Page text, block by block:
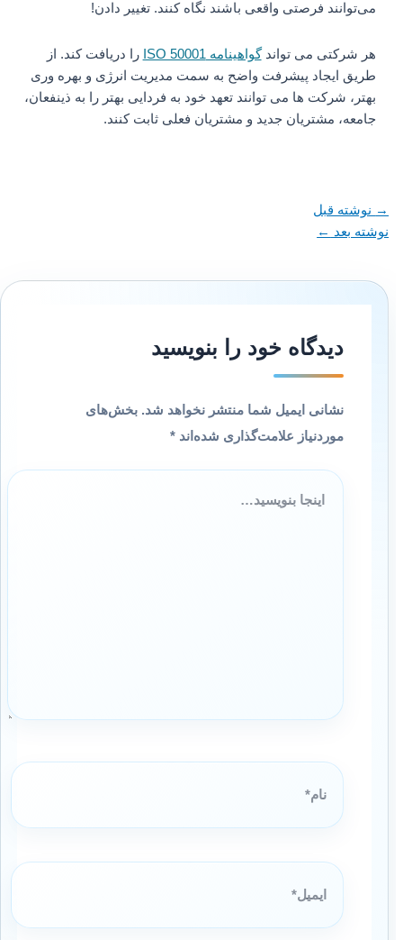
می‌توانند فرصتی واقعی باشند نگاه کنند. تغییر دادن!
هر شرکتی می تواندگواهینامه ISO 50001
را دریافت کند. از
طریق ایجاد پیشرفت واضح به سمت مدیریت انرژی و بهره وری
بهتر، شرکت ها می توانند تعهد خود به فردایی بهتر را به ذینفعان،
جامعه، مشتریان جدید و مشتریان فعلی ثابت کنند.
→نوشته قبل
نوشته بعد←
دیدگاه‌ خود را بنویسید
نشانی ایمیل شما منتشر نخواهد شد. بخش‌های
موردنیاز علامت‌گذاری شده‌اند*
اینجا
بنویسید…
نام*
ایمیل*